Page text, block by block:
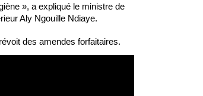
», a expliqué le ministre de
Aly Ngouille Ndiaye.
des amendes forfaitaires.